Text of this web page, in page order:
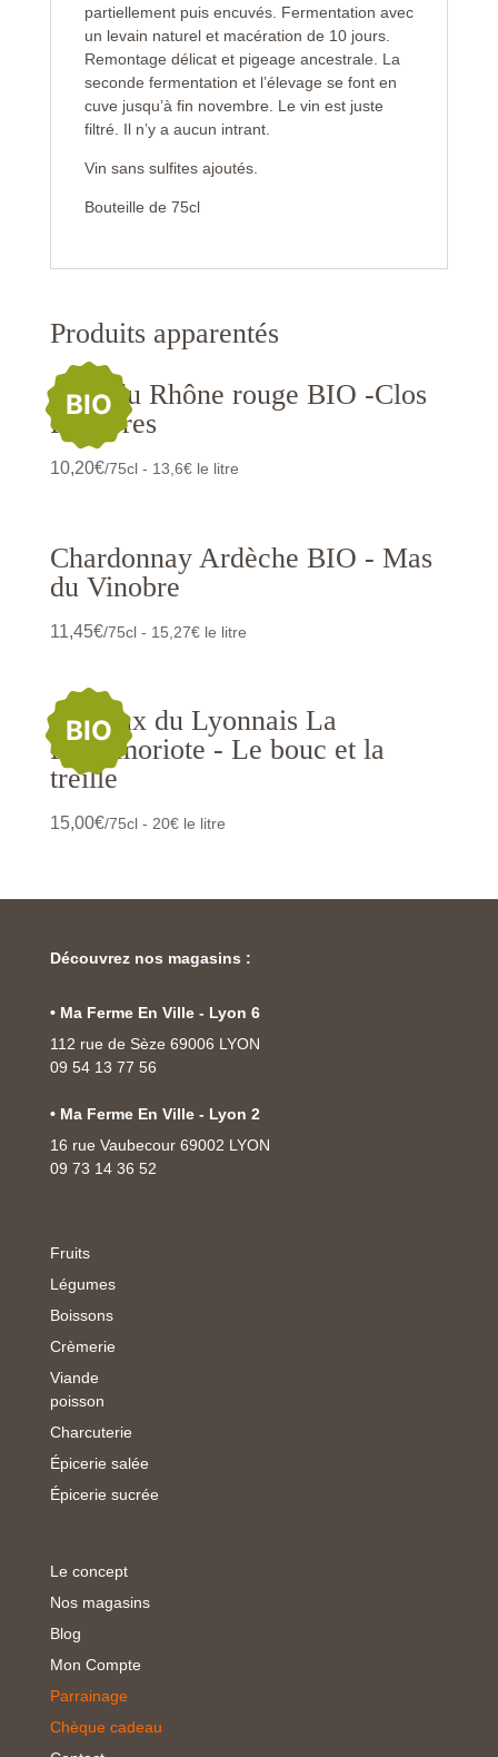
partiellement puis encuvés. Fermentation avec
un levain naturel et macération de 10 jours.
Remontage délicat et pigeage ancestrale. La
seconde fermentation et l’élevage se font en
cuve jusqu’à fin novembre. Le vin est juste
filtré. Il n’y a aucun intrant.
Vin sans sulfites ajoutés.
Bouteille de 75cl
Produits apparentés
BIO
Côte du Rhône rouge BIO -Clos
Fougères
10,20€/75cl - 13,6€ le litre
Chardonnay Ardèche BIO - Mas
du Vinobre
11,45€/75cl - 15,27€ le litre
BIO
Coteaux du Lyonnais La
Poleymoriote - Le bouc et la
treille
15,00€/75cl - 20€ le litre
Découvrez nos magasins :
• Ma Ferme En Ville - Lyon 6
112 rue de Sèze 69006 LYON
09 54 13 77 56
• Ma Ferme En Ville - Lyon 2
16 rue Vaubecour 69002 LYON
09 73 14 36 52
Fruits
Légumes
Boissons
Crèmerie
Viande
poisson
Charcuterie
Épicerie salée
Épicerie sucrée
Le concept
Nos magasins
Blog
Mon Compte
Parrainage
Chèque cadeau